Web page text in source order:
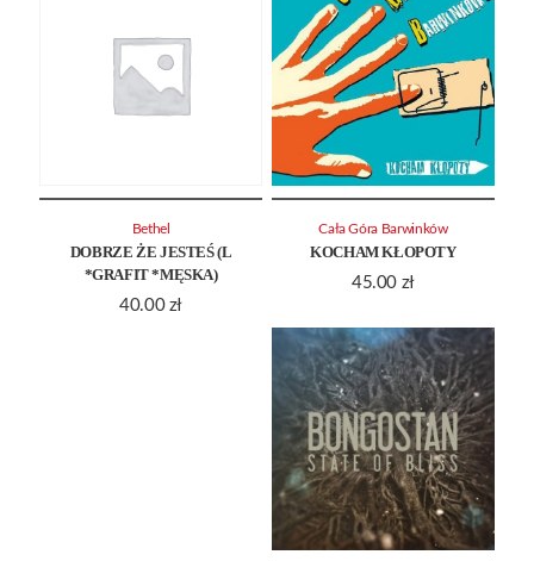
DOBRZE ŻE JESTEŚ (L
*GRAFIT *MĘSKA)
40.00 zł
Bethel
KOCHAM KŁOPOTY
45.00 zł
Cała Góra Barwinków